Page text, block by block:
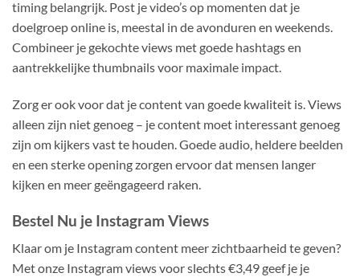
timing belangrijk. Post je video’s op momenten dat je
doelgroep online is, meestal in de avonduren en weekends.
Combineer je gekochte views met goede hashtags en
aantrekkelijke thumbnails voor maximale impact.
Zorg er ook voor dat je content van goede kwaliteit is. Views
alleen zijn niet genoeg – je content moet interessant genoeg
zijn om kijkers vast te houden. Goede audio, heldere beelden
en een sterke opening zorgen ervoor dat mensen langer
kijken en meer geëngageerd raken.
Bestel Nu je Instagram Views
Klaar om je Instagram content meer zichtbaarheid te geven?
Met onze Instagram views voor slechts €3,49 geef je je